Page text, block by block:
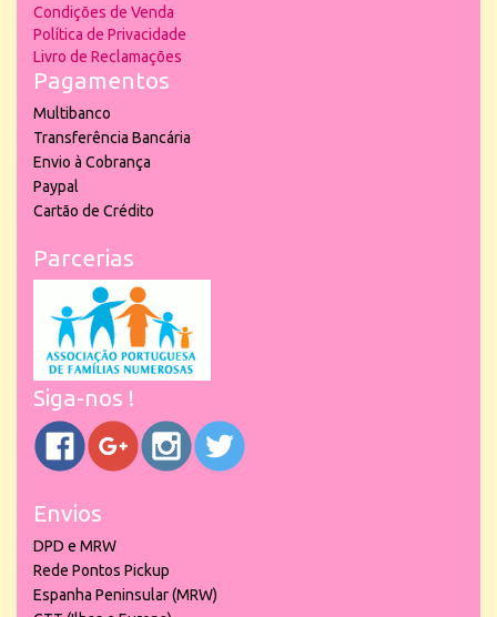
Condições de Venda
Política de Privacidade
Livro de Reclamações
Pagamentos
Multibanco
Transferência Bancária
Envio à Cobrança
Paypal
Cartão de Crédito
Parcerias
Siga-nos !
Envios
DPD e MRW
Rede Pontos Pickup
Espanha Peninsular (MRW)